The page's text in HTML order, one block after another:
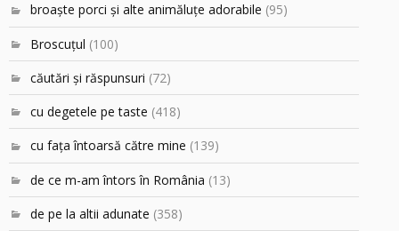
broaşte porci şi alte animăluţe adorabile (95)
Broscuțul (100)
căutări şi răspunsuri (72)
cu degetele pe taste (418)
cu faţa întoarsă către mine (139)
de ce m-am întors în România (13)
de pe la altii adunate (358)